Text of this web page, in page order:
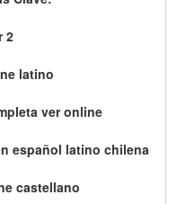
2
latino
ver online
español latino chilena
castellano